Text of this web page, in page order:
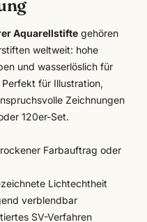
Aquarellstifte gehören
weltweit: hohe
und wasserlöslich für
für Illustration,
Zeichnungen
120er-Set.
Farbauftrag oder
Lichtechtheit
verblendbar
SV-Verfahren